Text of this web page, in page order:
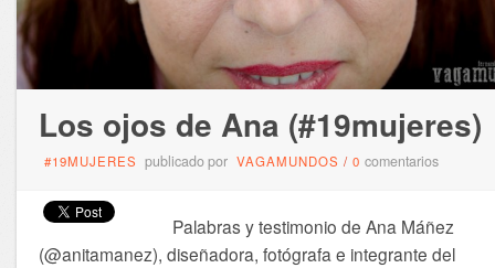
Los ojos de Ana (#19mujeres)
#19MUJERES publicado por VAGAMUNDOS / 0 comentarios
Palabras y testimonio de Ana Máñez
(@anitamanez), diseñadora, fotógrafa e integrante del